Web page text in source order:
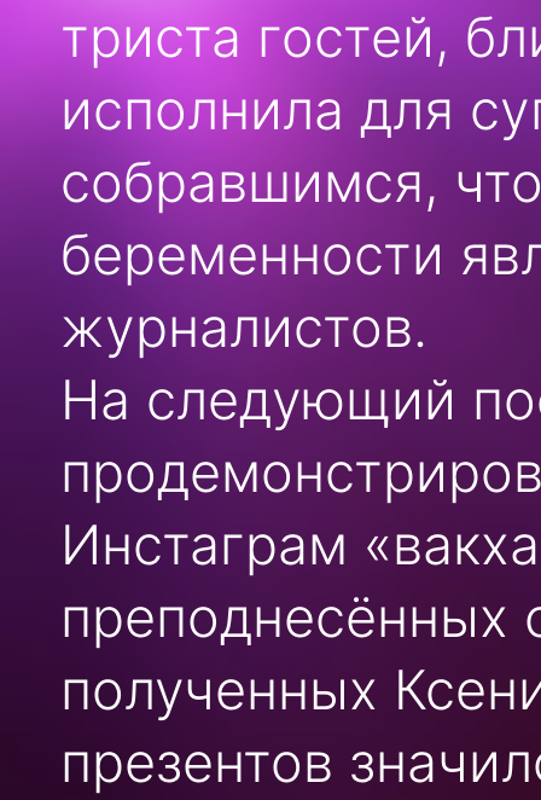
триста гостей,
исполнила для
собравшимся,
беременности
журналистов.
На следующий
Инстаграм
преподнесённых
полученных
презентов